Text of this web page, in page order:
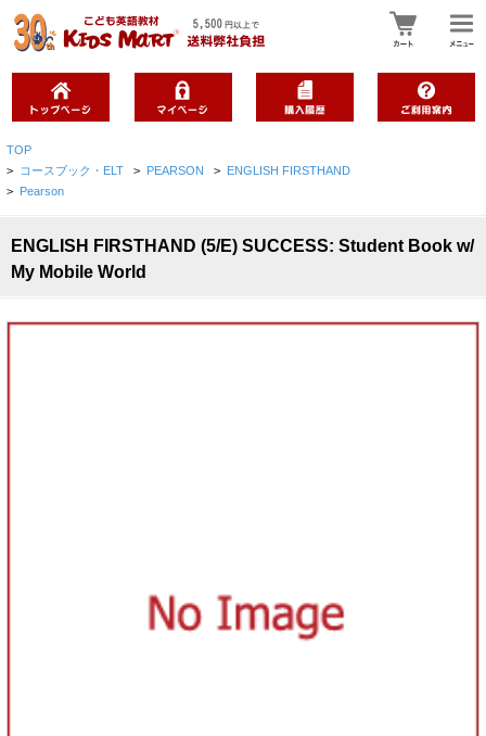
TOP
> コースブック・ELT > PEARSON > ENGLISH FIRSTHAND
> Pearson
ENGLISH FIRSTHAND (5/E) SUCCESS: Student Book w/
My Mobile World